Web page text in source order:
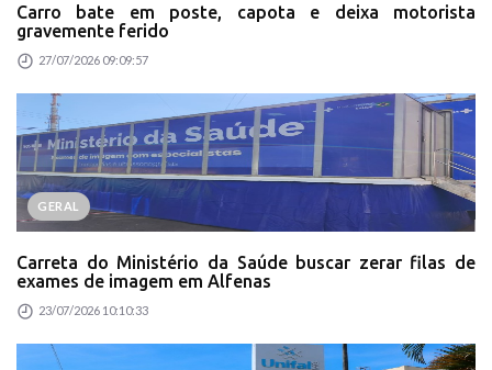
Carro bate em poste, capota e deixa motorista
gravemente ferido
27/07/2026 09:09:57
GERAL
Carreta do Ministério da Saúde buscar zerar filas de
exames de imagem em Alfenas
23/07/2026 10:10:33